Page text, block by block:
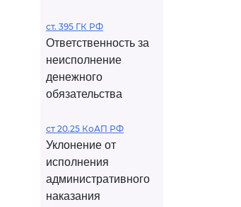
ст. 395 ГК РФ
Ответственность за
неисполнение
денежного
обязательства
ст 20.25 КоАП РФ
Уклонение от
исполнения
административного
наказания